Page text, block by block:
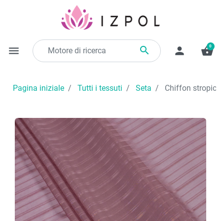
menu  person shopping_basket
0
Pagina iniziale Tutti i tessuti Seta Chiffon